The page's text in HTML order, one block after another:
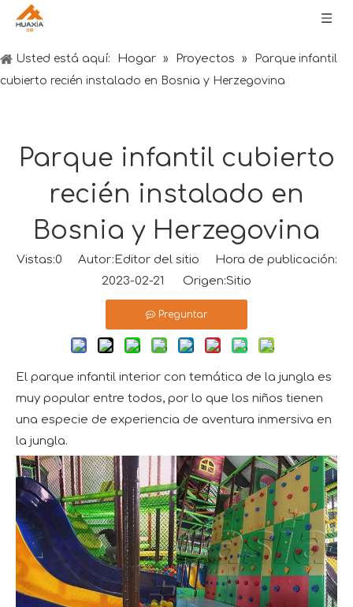
Usted está aquí: Hogar » Proyectos »
Parque infantil
cubierto recién instalado en Bosnia y Herzegovina
Parque infantil cubierto
recién instalado en
Bosnia y Herzegovina
Vistas:0 Autor:Editor del sitio Hora de publicación:
2023-02-21 Origen:Sitio
Preguntar
El parque infantil interior con temática de la jungla es
muy popular entre todos, por lo que los niños tienen
una especie de experiencia de aventura inmersiva en
la jungla.